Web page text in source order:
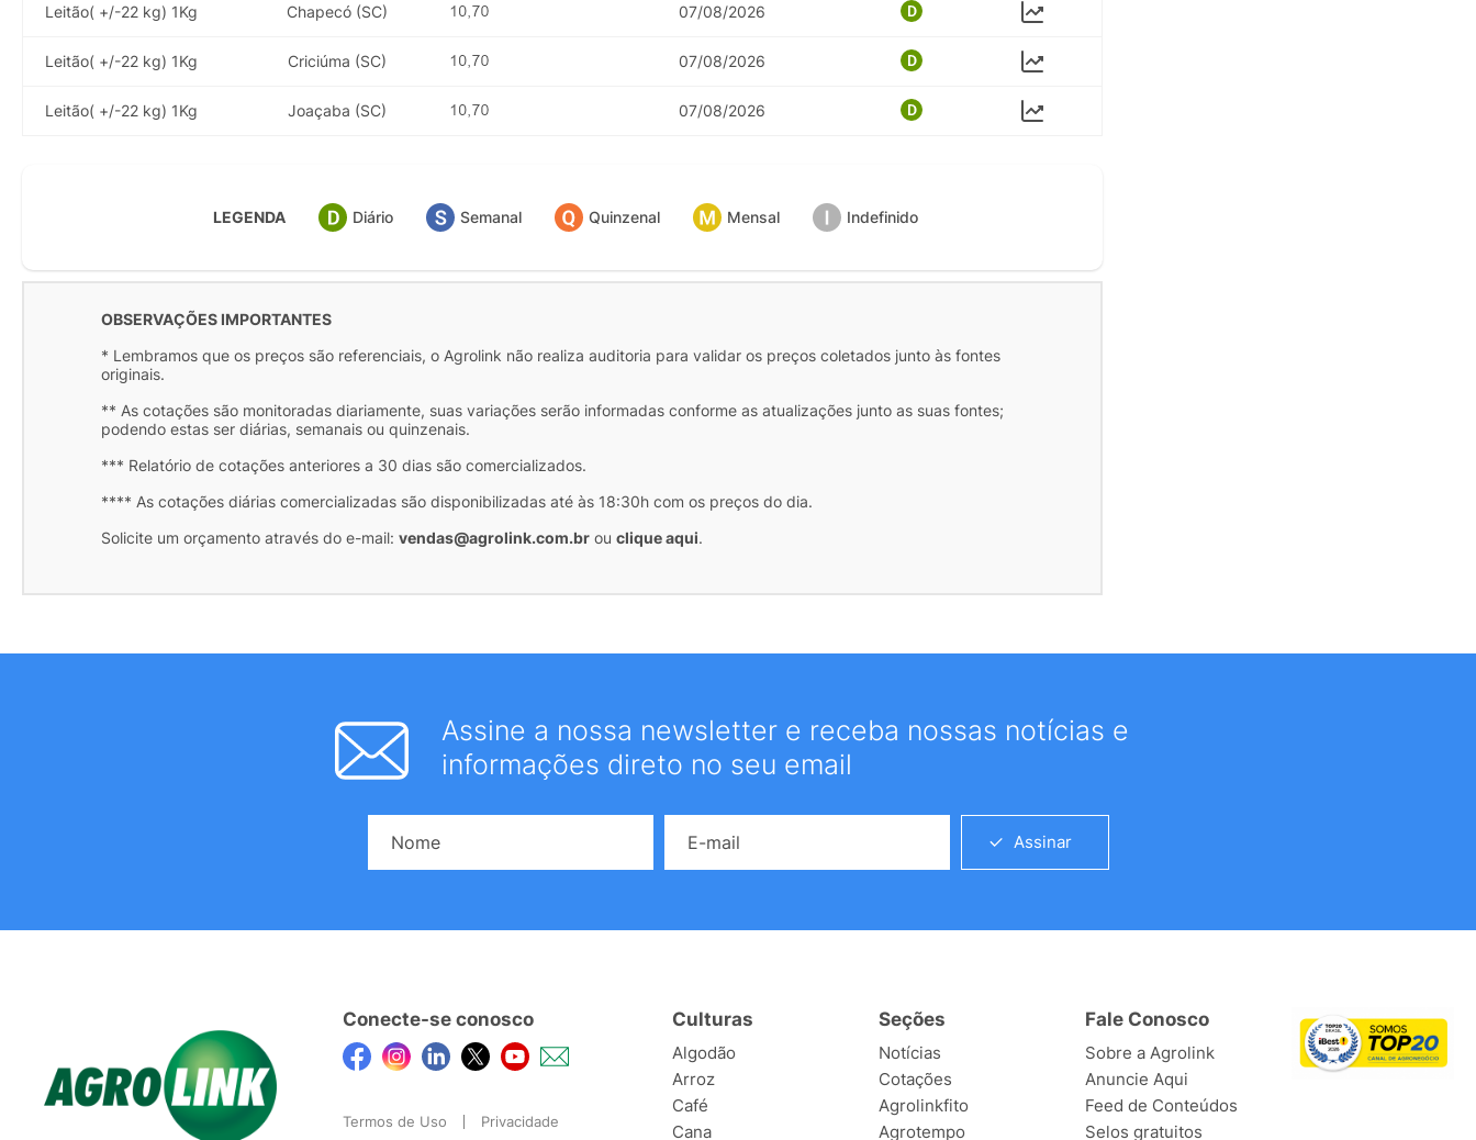
Leitão( +/-22 kg) 1Kg Chapecó (SC) 07/08/2026
Leitão( +/-22 kg) 1Kg Criciúma (SC) 07/08/2026
Leitão( +/-22 kg) 1Kg Joaçaba (SC) 07/08/2026
LEGENDA Diário Semanal Quinzenal Mensal Indefinido
OBSERVAÇÕES IMPORTANTES
* Lembramos que os preços são referenciais, o Agrolink não realiza auditoria para validar os preços coletados junto às fontes
originais.
** As cotações são monitoradas diariamente, suas variações serão informadas conforme as atualizações junto as suas fontes;
podendo estas ser diárias, semanais ou quinzenais.
*** Relatório de cotações anteriores a 30 dias são comercializados.
**** As cotações diárias comercializadas são disponibilizadas até às 18:30h com os preços do dia.
Solicite um orçamento através do e-mail: vendas@agrolink.com.br ou clique aqui.
Assine a nossa newsletter e receba nossas notícias e
informações direto no seu email
Assinar
Conecte-se conosco
Termos de Uso Privacidade
Culturas
Algodão
Arroz
Café
Cana
Seções
Notícias
Cotações
Agrolinkfito
Agrotempo
Fale Conosco
Sobre a Agrolink
Anuncie Aqui
Feed de Conteúdos
Selos gratuitos